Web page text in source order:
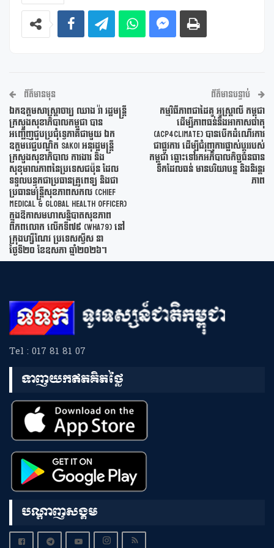
ព័ត៌មានមុន
ឯកឧត្តមសាស្ត្រាចារ្យ ឈាង រ៉ា រដ្ឋមន្ត្រី
ក្រសួងសុខាភិបាលកម្ពុជា បាន
អញ្ជើញជួបប្រជុំទ្វេភាគីជាមួយ ឯក
ឧត្តមវេជ្ជបណ្ឌិត Sakoi អនុរដ្ឋមន្ត្រី
ក្រសួងសុខាភិបាល ការងារ និង
សុខុមាលភាពនៃប្រទេសជប៉ុន ដែល
ទទួលបន្ទុកជាប្រធានគ្រូពេទ្យ និងជា
ប្រធានមន្ត្រីសុខភាពសកល (Chief
Medical & Global Health Officer)
ក្នុងឱកាសមហាសន្និបាតសុខភាព
ពិភពលោក លើកទី៧៩ (WHA79) នៅ
ក្រុងហ្សឺណែវ ប្រទេសស្វីស នា
ថ្ងៃទី២០ ខែឧសភា ឆ្នាំ២០២៦។
ព័ត៌មានបន្ទាប់
កម្មវិធីភាពជាដៃគូ អូស្ត្រាលី កម្ពុជា
ដើម្បីភាពធន់នឹងអាកាសធាតុ
(ACP4Climate) បានបើកដំណើរការ
ជាផ្លូវការ ដើម្បីជំរុញការផ្លាស់ប្តូររបស់
កម្ពុជា ឆ្ពោះទៅរកអភិបាលកិច្ចធនធាន
ទឹកដែលធន់ មានបរិយាបន្ន និងនិរន្តរ
ភាព
Tel : 017 81 81 07
ទាញយកឥតគិតថ្លៃ
បណ្តាញសង្គម